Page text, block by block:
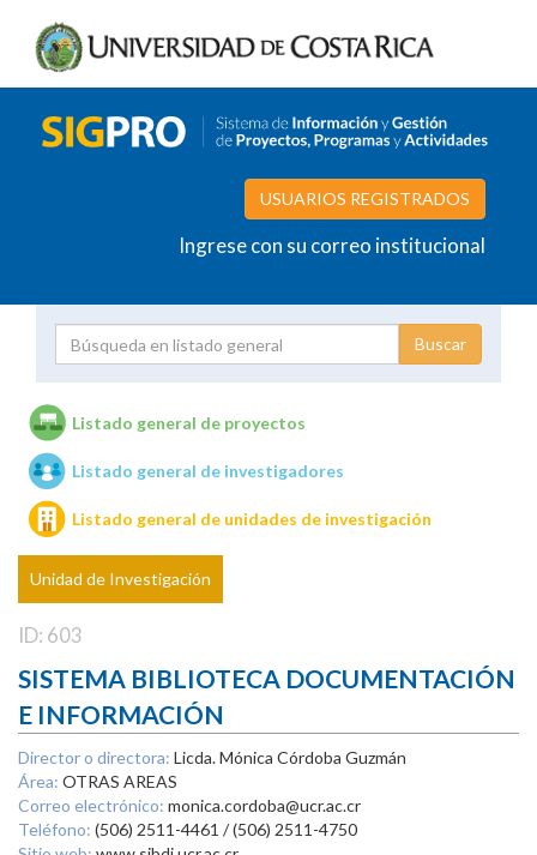
USUARIOS REGISTRADOS
Ingrese con su correo institucional
Unidades de investigación
Listado general de proyectos
Listado general de investigadores
Listado general de unidades de investigación
Unidad de Investigación
ID: 603
SISTEMA BIBLIOTECA DOCUMENTACIÓN
E INFORMACIÓN
Director o directora: Licda. Mónica Córdoba Guzmán
Área: OTRAS AREAS
Correo electrónico: monica.cordoba@ucr.ac.cr
Teléfono: (506) 2511-4461 / (506) 2511-4750